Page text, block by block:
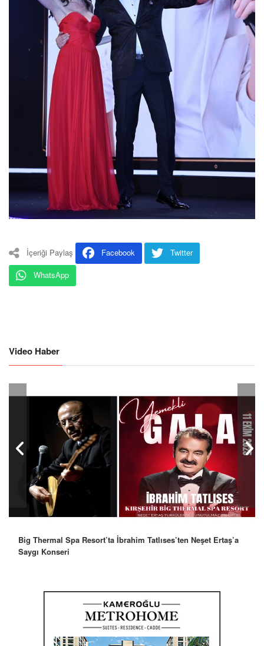
İçeriği Paylaş Facebook
Twitter
WhatsApp
Video Haber
Robbie Williams’tan İstanbul’a Mesaj: “Unutulmaz Bir Gece
Olacak”